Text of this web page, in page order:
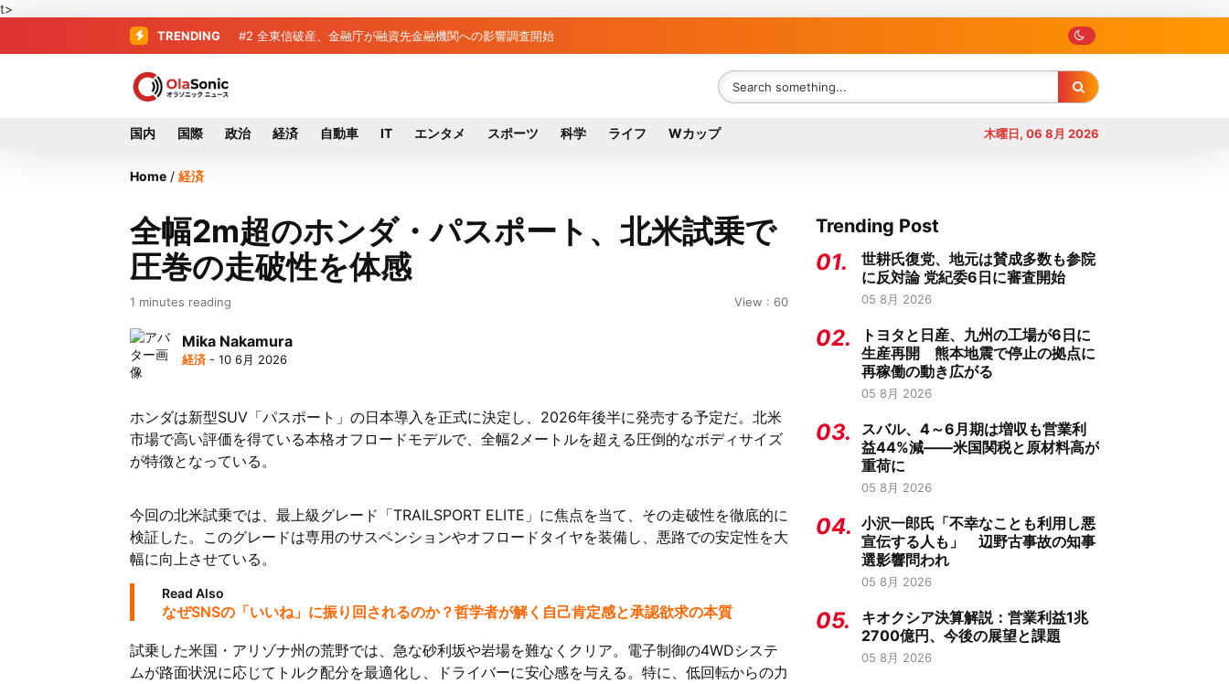
t>
TRENDING #2 全東信破産、金融庁が融資先金融機関への影響調査開始
#3 破産した全東信、債権者63金融機関リスト判明 銀行が半数、最大は近畿産業信組
国内 国際 政治 経済 自動車 IT エンタメ スポーツ 科学 ライフ Wカップ 木曜日, 06 8月 2026
Home / 経済
全幅2m超のホンダ・パスポート、北米試乗で
圧巻の走破性を体感
1 minutes reading View : 60
Mika Nakamura
経済 - 10 6月 2026
ホンダは新型SUV「パスポート」の日本導入を正式に決定し、2026年後半に発売する予定だ。北米
市場で高い評価を得ている本格オフロードモデルで、全幅2メートルを超える圧倒的なボディサイズ
が特徴となっている。
今回の北米試乗では、最上級グレード「TRAILSPORT ELITE」に焦点を当て、その走破性を徹底的に
検証した。このグレードは専用のサスペンションやオフロードタイヤを装備し、悪路での安定性を大
幅に向上させている。
Read Also
なぜSNSの「いいね」に振り回されるのか？哲学者が解く自己肯定感と承認欲求の本質
試乗した米国・アリゾナ州の荒野では、急な砂利坂や岩場を難なくクリア。電子制御の4WDシステ
ムが路面状況に応じてトルク配分を最適化し、ドライバーに安心感を与える。特に、低回転からの力
Trending Post
01.
世耕氏復党、地元は賛成多数も参院
に反対論 党紀委6日に審査開始
05 8月 2026
02.
トヨタと日産、九州の工場が6日に
生産再開 熊本地震で停止の拠点に
再稼働の動き広がる
05 8月 2026
03.
スバル、4～6月期は増収も営業利
益44%減——米国関税と原材料高が
重荷に
05 8月 2026
04. 小沢一郎氏「不幸なことも利用し悪
宣伝する人も」 辺野古事故の知事
選影響問われ
05 8月 2026
05.
キオクシア決算解説：営業利益1兆
2700億円、今後の展望と課題
05 8月 2026